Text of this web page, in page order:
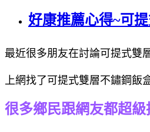
好康推薦心得~可
最近很多朋友在討論可提式雙
上網找了可提式雙層不鏽鋼
很多鄉民跟網友都超級